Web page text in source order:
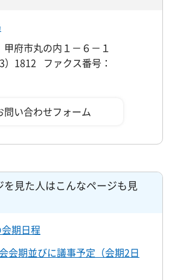
府市丸の内１－６－１
）1812 ファクス番号：
を見た人はこんなページも見
期日程
会期並びに議事予定（会期2日